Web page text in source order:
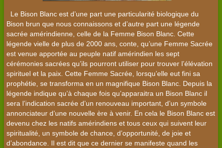
Le Bison Blanc est d’une part une particularité biologique du
Bison brun que nous connaissons et d’autre part une légende
sacrée amérindienne, celle de la Femme Bison Blanc. Cette
légende vielle de plus de 2000 ans, conte, qu’une Femme Sacrée
est venue apportée au peuple natif amérindien les sept
cérémonies sacrées qu’ils pourront utiliser pour trouver l’élévation
spirituel et la paix. Cette Femme Sacrée, lorsqu’elle eut fini sa
prophétie, se transforma en un magnifique Bison Blanc. Depuis la
légende indique qu’à chaque fois qu’apparaitra un Bison Blanc il
sera l’indication sacrée d’un renouveau important, d’un symbole
annonciateur d’une nouvelle ère à venir. En cela le Bison Blanc est
devenu chez les natifs amérindiens et tous ceux qui suivent leur
spiritualité, un symbole de chance, d’opportunité, de joie et
d’abondance. Il est dit que ce dernier se manifeste quand les